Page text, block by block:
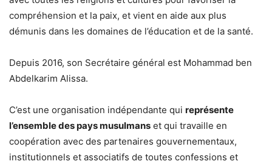
compréhension et la paix, et vient en aide aux plus
démunis dans les domaines de l’éducation et de la santé.
Depuis 2016, son Secrétaire général est Mohammad ben
Abdelkarim Alissa.
C’est une organisation indépendante qui représente
l’ensemble des pays musulmans et qui travaille en
coopération avec des partenaires gouvernementaux,
institutionnels et associatifs de toutes confessions et